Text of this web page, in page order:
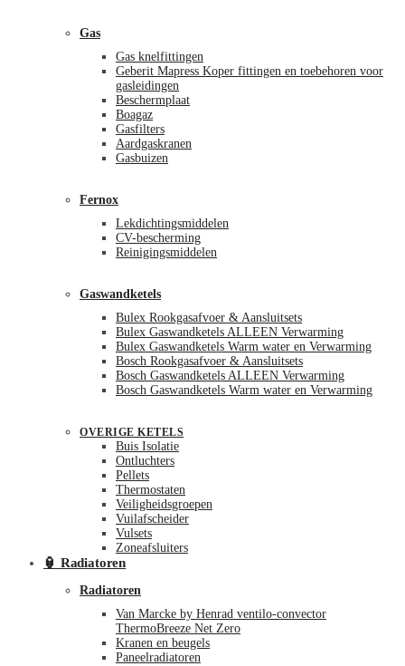
Gas
Gas knelfittingen
Geberit Mapress Koper fittingen en toebehoren voor
gasleidingen
Beschermplaat
Boagaz
Gasfilters
Aardgaskranen
Gasbuizen
Fernox
Lekdichtingsmiddelen
CV-bescherming
Reinigingsmiddelen
Gaswandketels
Bulex Rookgasafvoer & Aansluitsets
Bulex Gaswandketels ALLEEN Verwarming
Bulex Gaswandketels Warm water en Verwarming
Bosch Rookgasafvoer & Aansluitsets
Bosch Gaswandketels ALLEEN Verwarming
Bosch Gaswandketels Warm water en Verwarming
OVERIGE KETELS
Buis Isolatie
Ontluchters
Pellets
Thermostaten
Veiligheidsgroepen
Vuilafscheider
Vulsets
Zoneafsluiters
🏮 Radiatoren
Radiatoren
Van Marcke by Henrad ventilo-convector
ThermoBreeze Net Zero
Kranen en beugels
Paneelradiatoren